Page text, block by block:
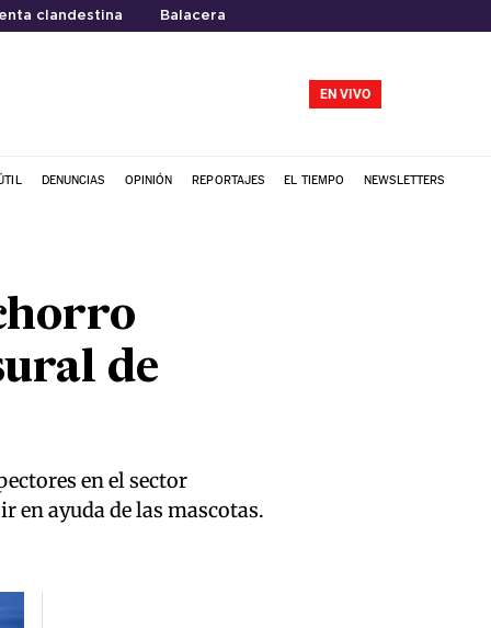
clandestina Balacera
EN VIVO
DENUNCIAS OPINIÓN REPORTAJES EL TIEMPO NEWSLETTERS
de
en el sector
en ayuda de las mascotas.